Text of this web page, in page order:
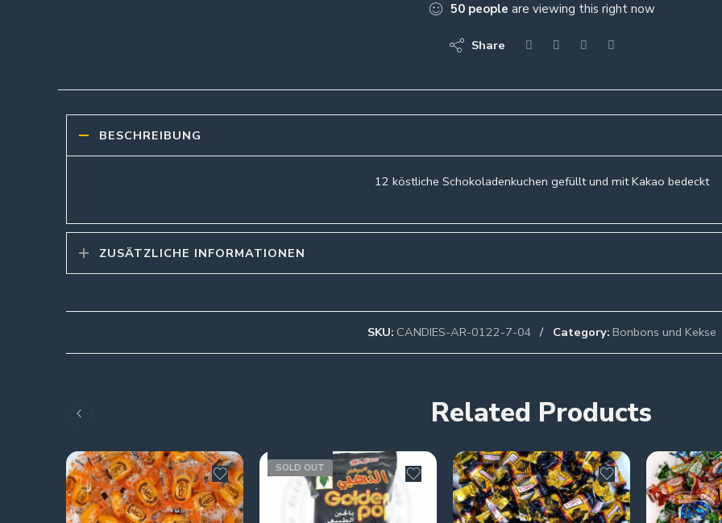
50 people are viewing this right now
Share
BESCHREIBUNG
12 köstliche Schokoladenkuchen gefüllt und mit Kakao bedeckt
ZUSÄTZLICHE INFORMATIONEN
SKU: CANDIES-AR-0122-7-04 Category: Bonbons und Kekse
Related Products
SOLD OUT